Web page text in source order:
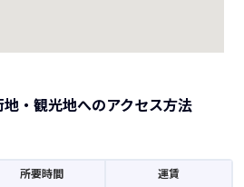
・観光地へのアクセス方法
所要時間 運賃